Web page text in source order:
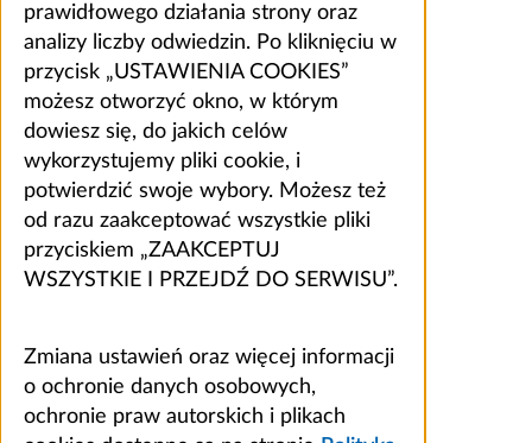
prawidłowego działania strony oraz
analizy liczby odwiedzin. Po kliknięciu w
przycisk „USTAWIENIA COOKIES”
możesz otworzyć okno, w którym
dowiesz się, do jakich celów
wykorzystujemy pliki cookie, i
potwierdzić swoje wybory. Możesz też
od razu zaakceptować wszystkie pliki
przyciskiem „ZAAKCEPTUJ
WSZYSTKIE I PRZEJDŹ DO SERWISU”.
Zmiana ustawień oraz więcej informacji
o ochronie danych osobowych,
ochronie praw autorskich i plikach